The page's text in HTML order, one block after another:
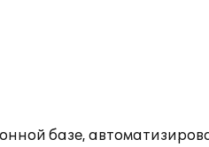
базе,